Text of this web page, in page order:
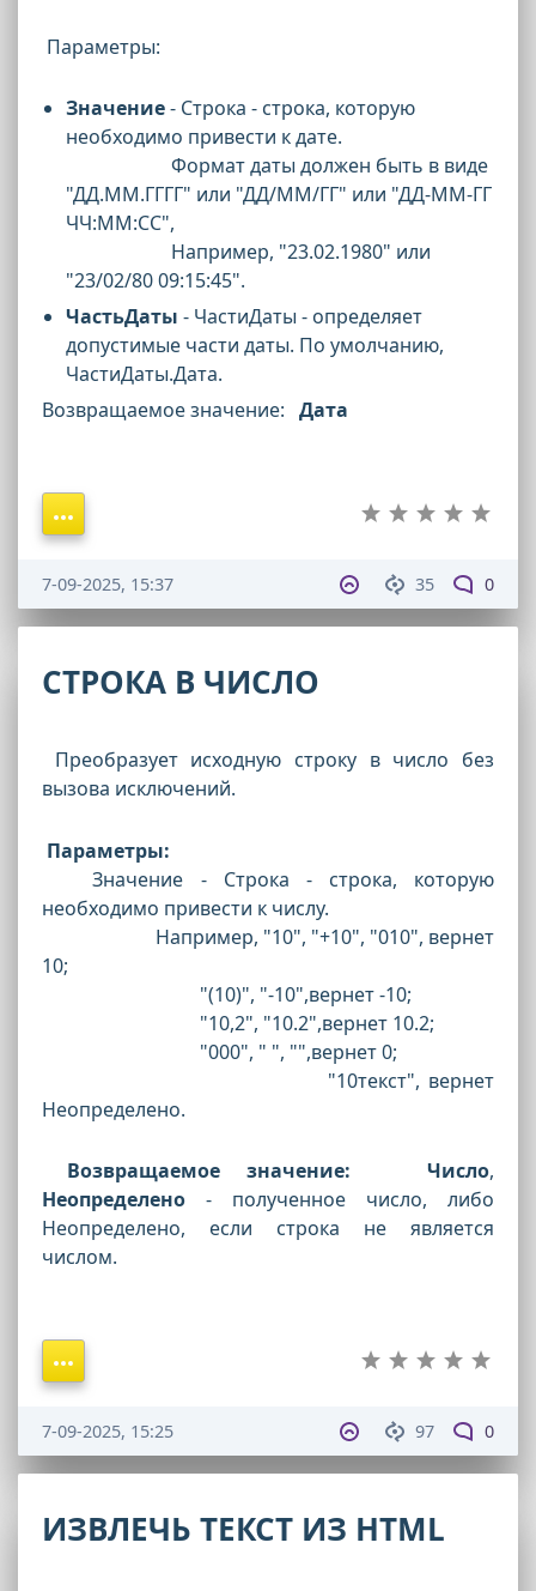
Параметры:
Значение- Строка - строка, которую
необходимо привести к дате.
Формат даты должен быть в виде
"ДД.ММ.ГГГГ" или "ДД/ММ/ГГ" или "ДД-ММ-ГГ
ЧЧ:ММ:CC",
Например, "23.02.1980" или
"23/02/80 09:15:45".
ЧастьДаты - ЧастиДаты - определяет
допустимые части даты. По умолчанию,
ЧастиДаты.Дата.
Возвращаемое значение: Дата
35 0
7-09-2025, 15:37
СТРОКА В ЧИСЛО
Преобразует исходную строку в число без
вызова исключений.
Параметры:
Значение - Строка - строка, которую
необходимо привести к числу.
Например, "10", "+10", "010", вернет
10;
"(10)", "-10",вернет -10;
"10,2", "10.2",вернет 10.2;
"000", " ", "",вернет 0;
"10текст", вернет
Неопределено.
Возвращаемое значение: Число,
Неопределено - полученное число, либо
Неопределено, если строка не является
числом.
97 0
7-09-2025, 15:25
ИЗВЛЕЧЬ ТЕКСТ ИЗ HTML